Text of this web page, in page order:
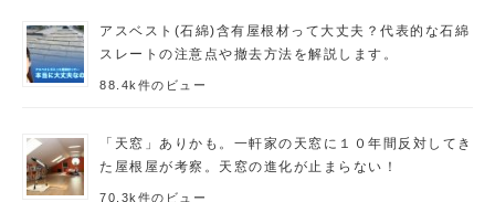
アスベスト(石綿)含有屋根材って大丈夫？代表的な石綿
スレートの注意点や撤去方法を解説します。
88.4k件のビュー
「天窓」ありかも。一軒家の天窓に１０年間反対してき
た屋根屋が考察。天窓の進化が止まらない！
70.3k件のビュー